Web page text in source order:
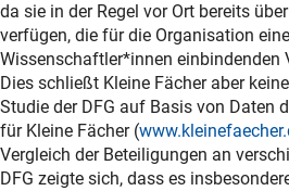
da sie in der Regel vor Ort bereits
verfügen, die für die Organisation
Wissenschaftler*innen einbindenden
Dies schließt Kleine Fächer aber
Studie der DFG auf Basis von Daten
für Kleine Fächer (
Vergleich der Beteiligungen an
DFG zeigte sich, dass es